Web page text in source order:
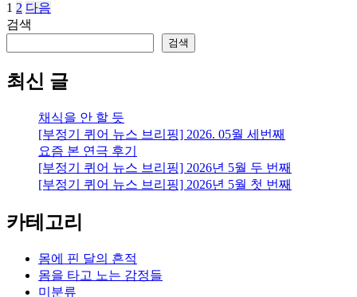
글
페
지
1 2 다음
검색
검색
최신 글
채식을 안 할 듯
[부정기 퀴어 뉴스 브리핑] 2026. 05월 세번째
요즘 본 연극 후기
[부정기 퀴어 뉴스 브리핑] 2026년 5월 두 번째
[부정기 퀴어 뉴스 브리핑] 2026년 5월 첫 번째
카테고리
몸에 핀 달의 흔적
몸을 타고 노는 감정들
미분류